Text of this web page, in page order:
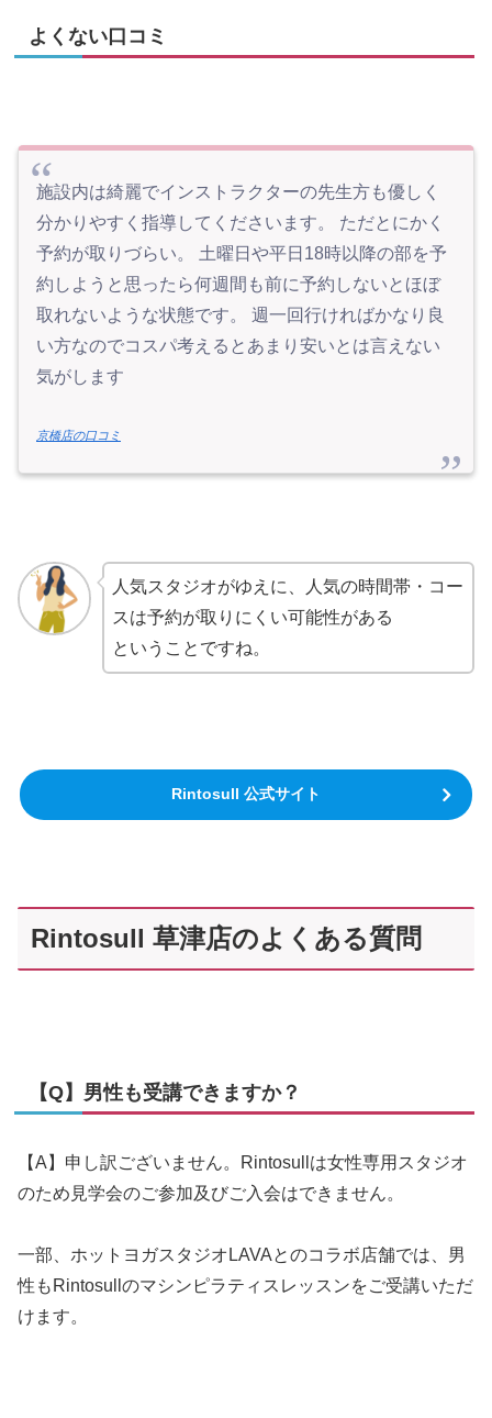
よくない口コミ
施設内は綺麗でインストラクターの先生方も優しく
分かりやすく指導してくださいます。 ただとにかく
予約が取りづらい。 土曜日や平日18時以降の部を予
約しようと思ったら何週間も前に予約しないとほぼ
取れないような状態です。 週一回行ければかなり良
い方なのでコスパ考えるとあまり安いとは言えない
気がします
京橋店の口コミ
人気スタジオがゆえに、人気の時間帯・コー
スは予約が取りにくい可能性がある
ということですね。
Rintosull 公式サイト
Rintosull 草津店のよくある質問
【Q】男性も受講できますか？
【A】申し訳ございません。Rintosullは女性専用スタジオ
のため見学会のご参加及びご入会はできません。
一部、ホットヨガスタジオLAVAとのコラボ店舗では、男
性もRintosullのマシンピラティスレッスンをご受講いただ
けます。